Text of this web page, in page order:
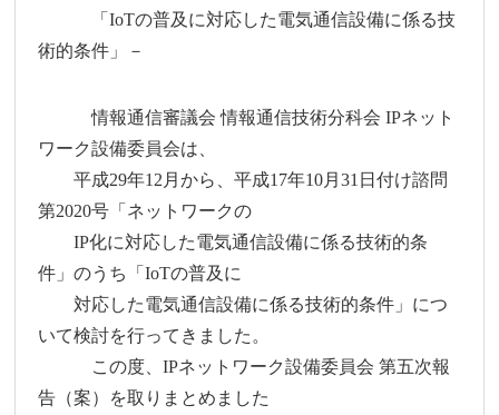
「IoTの普及に対応した電気通信設備に係る技
術的条件」－
情報通信審議会 情報通信技術分科会 IPネット
ワーク設備委員会は、
平成29年12月から、平成17年10月31日付け諮問
第2020号「ネットワークの
IP化に対応した電気通信設備に係る技術的条
件」のうち「IoTの普及に
対応した電気通信設備に係る技術的条件」につ
いて検討を行ってきました。
この度、IPネットワーク設備委員会 第五次報
告（案）を取りまとめました